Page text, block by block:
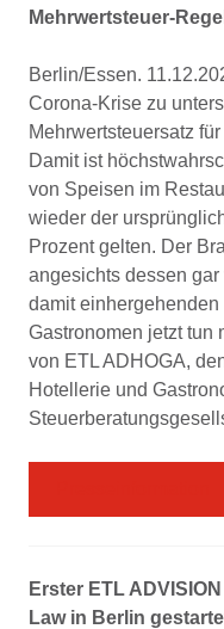
Mehrwertsteuer-
Berlin/Essen.
Corona-Krise zu
Mehrwertsteuersatz
Damit ist
von Speisen im
wieder der
Prozent gelten. Der
angesichts dessen gar
damit
Gastronomen jetzt tun
von ETL ADHOGA,
Hotellerie und
Erster ETL
Law in Berlin